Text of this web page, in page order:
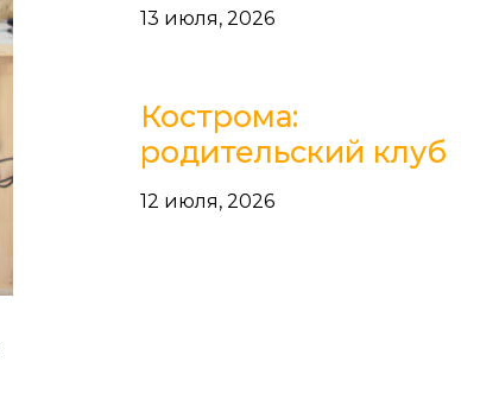
13 июля, 2026
Кострома:
родительский клуб
12 июля, 2026